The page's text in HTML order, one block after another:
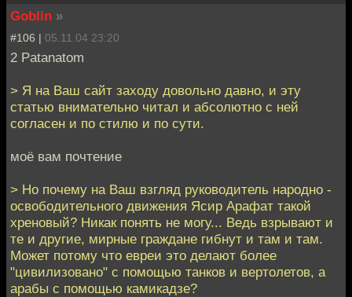
Goblin »
#106 | 05.11.04 23:20
2 Patanatom
> Я на Ваш сайт заходу довольно давно, и эту
статью внимательно читал и абсолютно с ней
согласен и по стилю и по сути.
моё вам почтение
> Но почему на Ваш взгляд руководитель народно -
освободительного движения Ясир Арафат такой
хреновый? Никак понять не могу... Ведь взрывают и
те и другие, мирные граждане гибнут и там и там.
Может потому что евреи это делают более
"цивилизовано" с помощью танков и вертолетов, а
арабы с помощью камикадзе?